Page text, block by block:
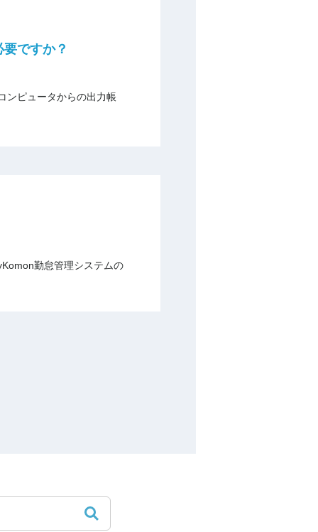
ですか？
ンピュータからの出力帳
勤怠管理システムの